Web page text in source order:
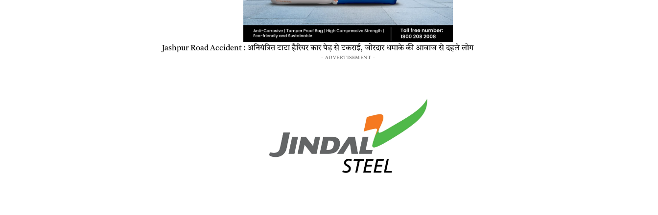
Jashpur Road Accident : अनियंत्रित टाटा हैरियर कार पेड़ से टकराई, जोरदार धमाके की आवाज से दहले लोग
- ADVERTISEMENT -